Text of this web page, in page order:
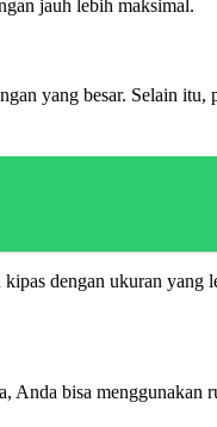
jauh lebih maksimal.
yang besar. Selain
dengan ukuran
bisa